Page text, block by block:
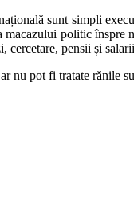
sunt simpli
politic
cercetare, pensii și
pot fi tratate rănile